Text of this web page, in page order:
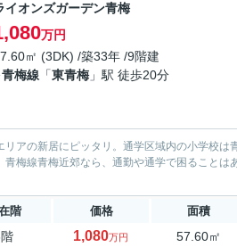
イオンズガーデン青梅
万円
㎡ (3DK) /築33年 /9階建
青梅線 「東青梅」駅 徒歩20分
リアの新居にピッタリ。通学区域内の小学校
梅線青梅近郊なら、通勤や通学で困ること
階 価格 面積
1,080万円 57.60㎡